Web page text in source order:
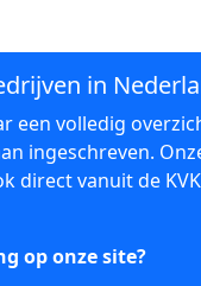
in
een volledig
ingeschreven.
direct vanuit de
op onze site?